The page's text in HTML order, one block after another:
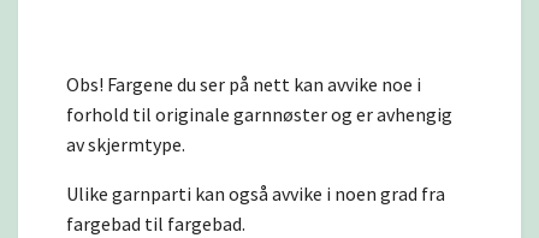
Obs! Fargene du ser på nett kan avvike noe i
forhold til originale garnnøster og er avhengig
av skjermtype.
Ulike garnparti kan også avvike i noen grad fra
fargebad til fargebad.